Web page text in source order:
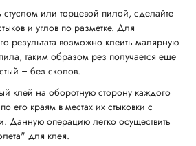
или торцевой пилой, сделайте
и углов по разметке. Для
результата возможно клеить малярную
таким образом рез получается еще
– без сколов.
клей на оборотную сторону каждого
его краям в местах их стыковки с
Данную операцию легко осуществить
для клея.